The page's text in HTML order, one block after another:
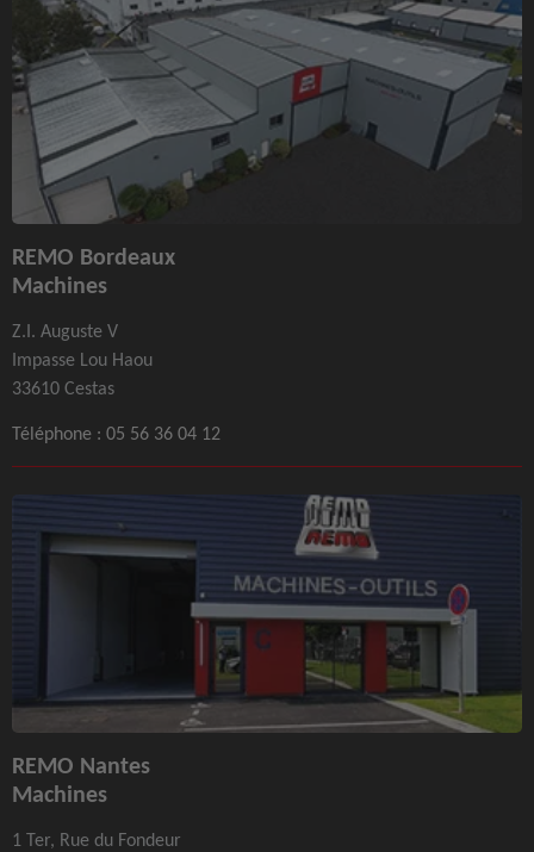
REMO Bordeaux
Machines
Z.I. Auguste V
Impasse Lou Haou
33610 Cestas
Téléphone : 05 56 36 04 12
REMO Nantes
Machines
1 Ter, Rue du Fondeur